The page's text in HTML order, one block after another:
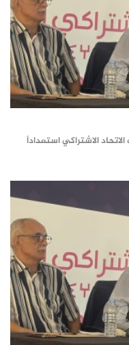
الاشتراكي استعداداً